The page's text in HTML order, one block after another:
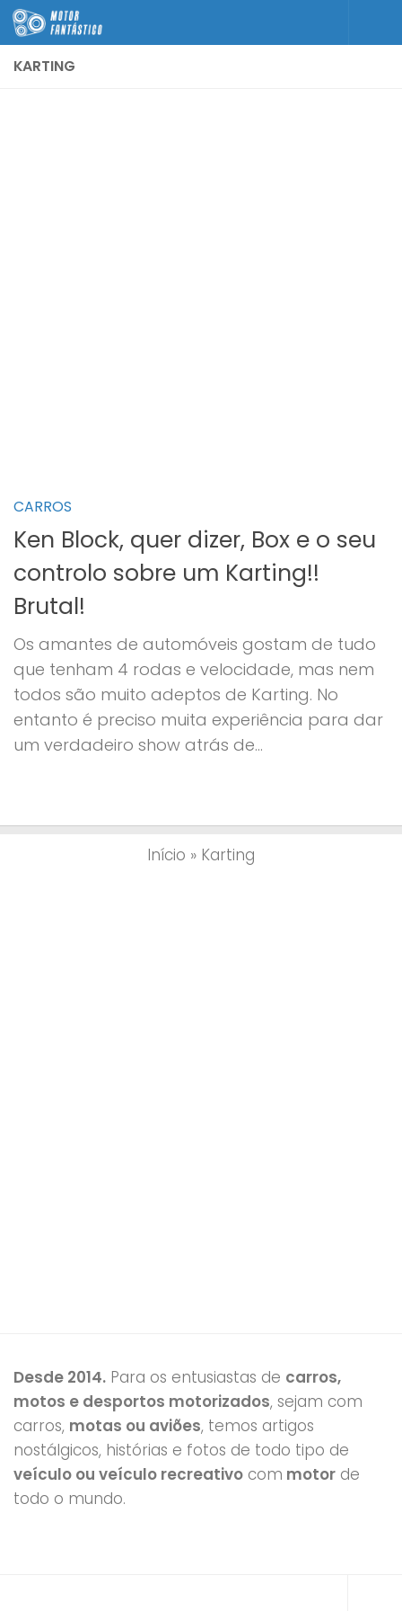
Skip to content
KARTING
CARROS
Ken Block, quer dizer, Box e o seu
controlo sobre um Karting!!
Brutal!
Os amantes de automóveis gostam de tudo
que tenham 4 rodas e velocidade, mas nem
todos são muito adeptos de Karting. No
entanto é preciso muita experiência para dar
um verdadeiro show atrás de...
Início » Karting
Desde 2014. Para os entusiastas de carros,
motos e desportos motorizados, sejam com
carros, motas ou aviões, temos artigos
nostálgicos, histórias e fotos de todo tipo de
veículo ou veículo recreativo com motor de
todo o mundo.